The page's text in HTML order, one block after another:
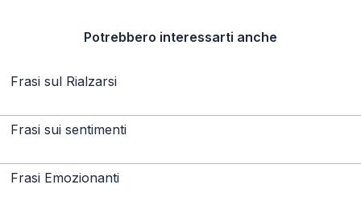
Potrebbero interessarti anche
Frasi sul Rialzarsi
Frasi sui sentimenti
Frasi Emozionanti